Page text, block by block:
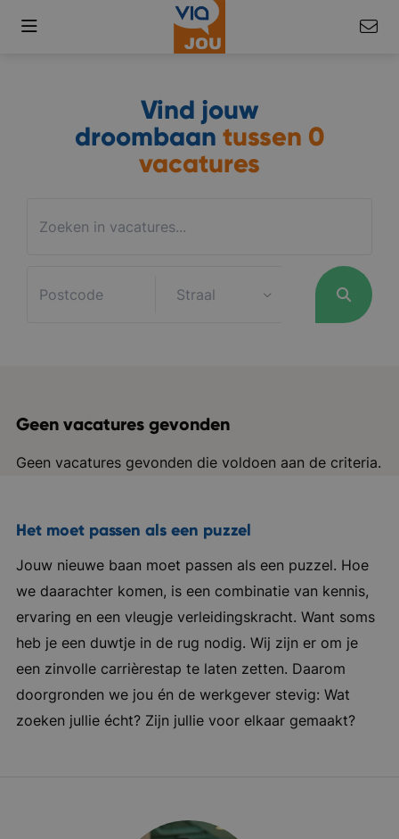
Vind jouw
droombaan tussen 0
vacatures
Geen vacatures gevonden
Geen vacatures gevonden die voldoen aan de criteria.
Het moet passen als een puzzel
Jouw nieuwe baan moet passen als een puzzel. Hoe
we daarachter komen, is een combinatie van kennis,
ervaring en een vleugje verleidingskracht. Want soms
heb je een duwtje in de rug nodig. Wij zijn er om je
een zinvolle carrièrestap te laten zetten. Daarom
doorgronden we jou én de werkgever stevig: Wat
zoeken jullie écht? Zijn jullie voor elkaar gemaakt?